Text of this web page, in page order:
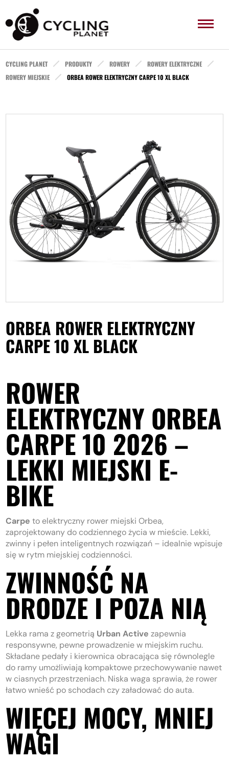
CYCLING PLANET PRODUKTY ROWERY
ROWERY ELEKTRYCZNE
ROWERY MIEJSKIE
ORBEA ROWER ELEKTRYCZNY CARPE 10 XL BLACK
ORBEA ROWER ELEKTRYCZNY
CARPE 10 XL BLACK
ROWER
ELEKTRYCZNY ORBEA
CARPE 10 2026 –
LEKKI MIEJSKI E-
BIKE
Carpe to elektryczny rower miejski Orbea,
zaprojektowany do codziennego życia w mieście. Lekki,
zwinny i pełen inteligentnych rozwiązań – idealnie wpisuje
się w rytm miejskiej codzienności.
ZWINNOŚĆ NA
DRODZE I POZA NIĄ
Lekka rama z geometrią Urban Active zapewnia
responsywne, pewne prowadzenie w miejskim ruchu.
Składane pedały i kierownica obracająca się równolegle
do ramy umożliwiają kompaktowe przechowywanie nawet
w ciasnych przestrzeniach. Niska waga sprawia, że rower
łatwo wnieść po schodach czy załadować do auta.
WIĘCEJ MOCY, MNIEJ
WAGI